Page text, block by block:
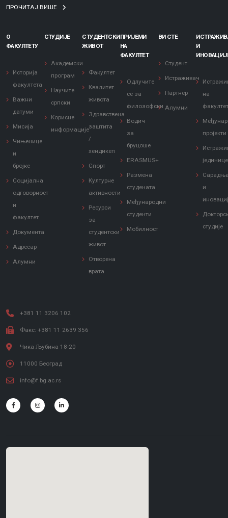
ПРОЧИТАЈ ВИШЕ
О
ФАКУЛТЕТУ
Историја
факултета
Важни
датуми
Мисија
Чињенице
и
бројке
Социјална
одговорност
и
факултет
Документа
Адресар
Алумни
СТУДИЈЕ
Академски
програм
Научите
српски
Корисне
информације
СТУДЕНТСКИ
ЖИВОТ
Факултет
Квалитет
живота
Здравствена
заштита
/
хендикеп
Спорт
Културне
активности
Ресурси
за
студентски
живот
Отворена
врата
ПРИЈЕМИ
НА
ФАКУЛТЕТ
Одлучите
се за
филозофски
Водич
за
бруцоше
ERASMUS+
Размена
студената
Међународни
студенти
Мобилност
ВИ СТЕ
Студент
Истраживач
Партнер
Алумни
И
на
пројекти
јединице
и
студије
+381 11 3206 102
Факс: +381 11 2639 356
Чика Љубина 18-20
11000 Београд
info@f.bg.ac.rs